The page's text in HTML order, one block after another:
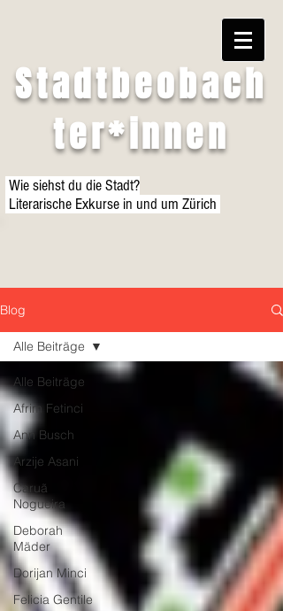
Stadtbeobach
ter*innen
Wie siehst du die Stadt?
Literarische Exkurse in und um Zürich
Blog
Alle Beiträge
Afrim Fetinci
Ann Busch
Arzije Asani
Caruã
Nogueira
Deborah
Mäder
Dorijan Minci
Felicia Gentile
Alle Beiträge